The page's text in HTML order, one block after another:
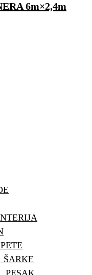
6m×2,4m
ŠARKE